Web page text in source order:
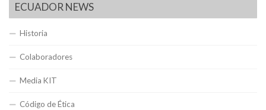
ECUADOR NEWS
Historia
Colaboradores
Media KIT
Código de Ética